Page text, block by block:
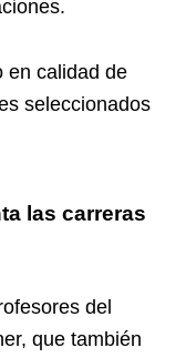
en calidad de
seleccionados
las carreras
del
que también